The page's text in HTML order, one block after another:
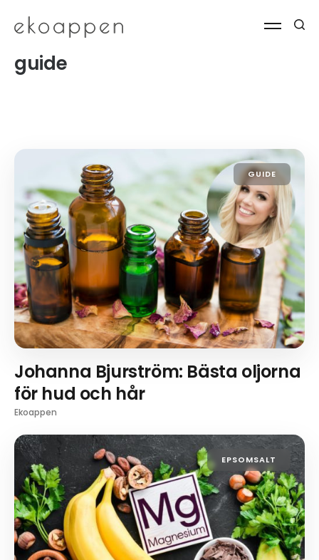
guide
GUIDE
Johanna Bjurström: Bästa oljorna
för hud och hår
Ekoappen
EPSOMSALT